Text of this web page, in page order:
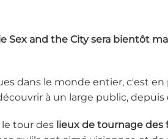
Sex and the Citysera bientôt
dans le monde entier, c'est
à un large public, depuis
tour des lieux de tournage des